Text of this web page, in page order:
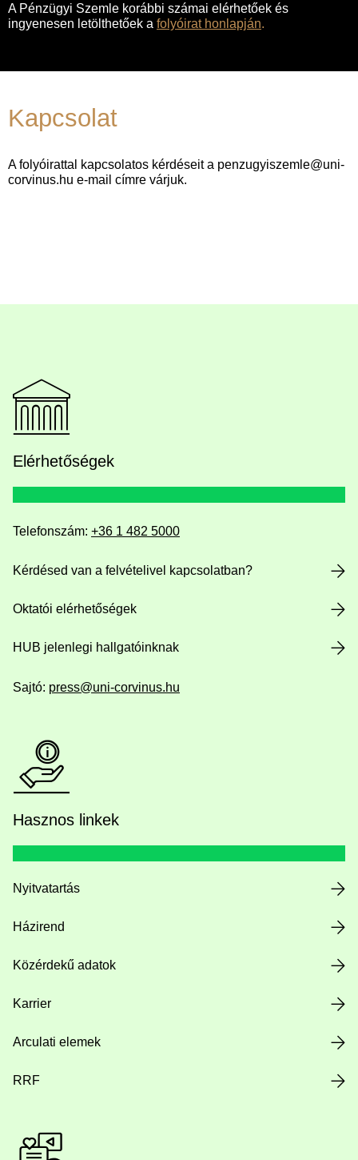
A Pénzügyi Szemle korábbi számai elérhetőek és
ingyenesen letölthetőek a folyóirat honlapján.
Kapcsolat
A folyóirattal kapcsolatos kérdéseit a penzugyiszemle@uni-
corvinus.hu e-mail címre várjuk.
Elérhetőségek
Telefonszám: +36 1 482 5000
Kérdésed van a felvételivel kapcsolatban?
Oktatói elérhetőségek
HUB jelenlegi hallgatóinknak
Sajtó: press@uni-corvinus.hu
Hasznos linkek
Nyitvatartás
Házirend
Közérdekű adatok
Karrier
Arculati elemek
RRF